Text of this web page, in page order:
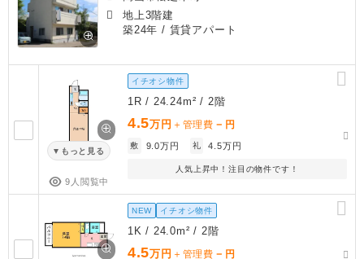
地上3階建
築24年 / 賃貸アパート
もっと見る
9人閲覧中
イチオシ物件
1R / 24.24m² / 2階
4.5万円 ＋管理費 － 円
敷 9.0万円 礼 4.5万円
人気上昇中！注目の物件です！
NEW イチオシ物件
1K / 24.0m² / 2階
4.5万円 ＋管理費 － 円